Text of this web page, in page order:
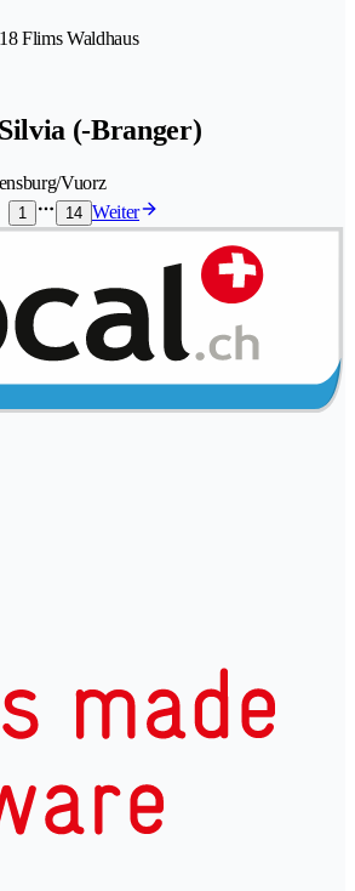
Flims Waldhaus
(-Branger)
Vuorz
1 14 Weiter